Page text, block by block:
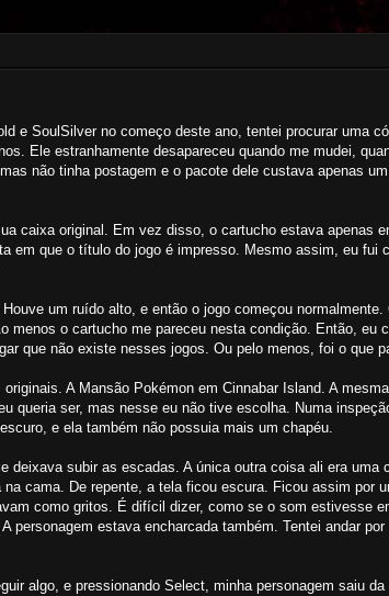
e SoulSilver no começo deste ano, tentei procurar uma
Ele estranhamente desapareceu quando me mudei,
não tinha postagem e o pacote dele custava apenas
caixa original. Em vez disso, o cartucho estava apenas
em que o título do jogo é impresso. Mesmo assim, eu fui
um ruído alto, e então o jogo começou
menos o cartucho me pareceu nesta condição. Então,
que não existe nesses jogos. Ou pelo menos, foi o que
A Mansão Pokémon em Cinnabar Island. A
queria ser, mas nesse eu não tive escolha. Numa
e ela também não possuia mais um chapéu.
deixava subir as escadas. A única outra coisa ali era
cama. De repente, a tela ficou escura. Ficou assim por
como gritos. É difícil dizer, como se o som estivesse
personagem estava encharcada também. Tentei andar
algo, e pressionando Select, minha personagem saiu